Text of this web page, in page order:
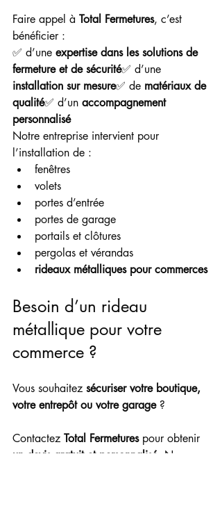
Faire appel à Total Fermetures, c’est
bénéficier :
✅ d’une expertise dans les solutions de
fermeture et de sécurité✅ d’une
installation sur mesure✅ de matériaux de
qualité✅ d’un accompagnement
personnalisé
Notre entreprise intervient pour
l’installation de :
fenêtres
volets
portes d’entrée
portes de garage
portails et clôtures
pergolas et vérandas
rideaux métalliques pour commerces
Besoin d’un rideau
métallique pour votre
commerce ?
Vous souhaitez sécuriser votre boutique,
votre entrepôt ou votre garage ?
Contactez Total Fermetures pour obtenir
un devis gratuit et personnalisé . Nos